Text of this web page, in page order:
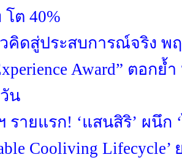
ต 40%
คิดสู่ประสบการณ์จริง พ
Award” ตอกย้
น
รายแรก! ‘แสนสิริ’ ผนึก
Cooliving